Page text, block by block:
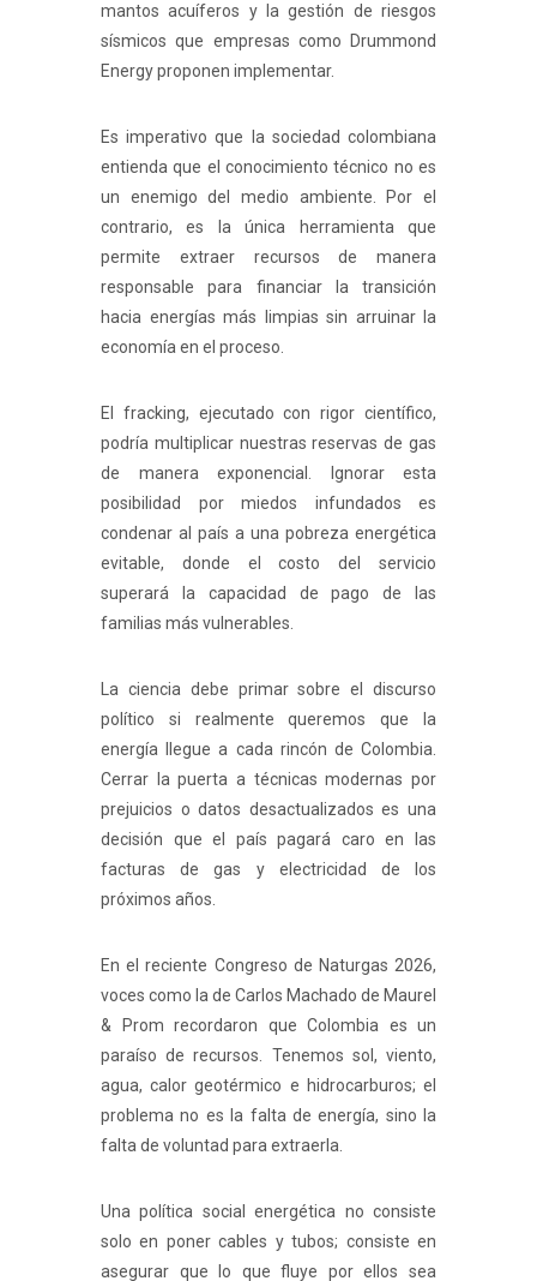
mantos acuíferos y la gestión de riesgos
sísmicos que empresas como Drummond
Energy proponen implementar.
Es imperativo que la sociedad colombiana
entienda que el conocimiento técnico no es
un enemigo del medio ambiente. Por el
contrario, es la única herramienta que
permite extraer recursos de manera
responsable para financiar la transición
hacia energías más limpias sin arruinar la
economía en el proceso.
El fracking, ejecutado con rigor científico,
podría multiplicar nuestras reservas de gas
de manera exponencial. Ignorar esta
posibilidad por miedos infundados es
condenar al país a una pobreza energética
evitable, donde el costo del servicio
superará la capacidad de pago de las
familias más vulnerables.
La ciencia debe primar sobre el discurso
político si realmente queremos que la
energía llegue a cada rincón de Colombia.
Cerrar la puerta a técnicas modernas por
prejuicios o datos desactualizados es una
decisión que el país pagará caro en las
facturas de gas y electricidad de los
próximos años.
En el reciente Congreso de Naturgas 2026,
voces como la de Carlos Machado de Maurel
& Prom recordaron que Colombia es un
paraíso de recursos. Tenemos sol, viento,
agua, calor geotérmico e hidrocarburos; el
problema no es la falta de energía, sino la
falta de voluntad para extraerla.
Una política social energética no consiste
solo en poner cables y tubos; consiste en
asegurar que lo que fluye por ellos sea